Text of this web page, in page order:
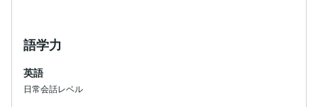
語学力
英語
日常会話レベル